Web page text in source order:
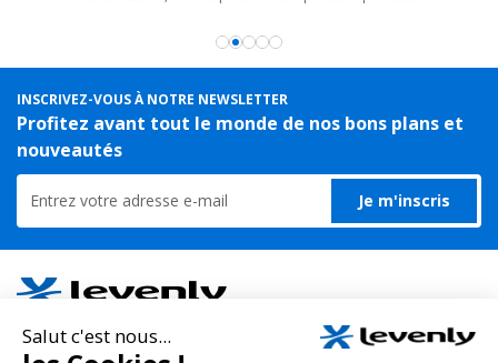
INSCRIVEZ-VOUS À NOTRE NEWSLETTER
Profitez avant tout le monde de nos bons plans et
nouveautés
Je m'inscris
Tout pour l'évènementiel et la communication !